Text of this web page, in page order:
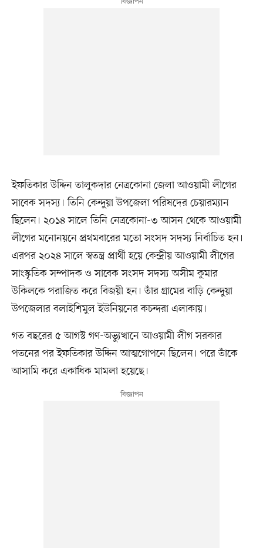
ইফতিকার উদ্দিন তালুকদার নেত্রকোনা জেলা আওয়ামী লীগের
সাবেক সদস্য। তিনি কেন্দুয়া উপজেলা পরিষদের চেয়ারম্যান
ছিলেন। ২০১৪ সালে তিনি নেত্রকোনা-৩ আসন থেকে আওয়ামী
লীগের মনোনয়নে প্রথমবারের মতো সংসদ সদস্য নির্বাচিত হন।
এরপর ২০২৪ সালে স্বতন্ত্র প্রার্থী হয়ে কেন্দ্রীয় আওয়ামী লীগের
সাংস্কৃতিক সম্পাদক ও সাবেক সংসদ সদস্য অসীম কুমার
উকিলকে পরাজিত করে বিজয়ী হন। তাঁর গ্রামের বাড়ি কেন্দুয়া
উপজেলার বলাইশিমুল ইউনিয়নের কচন্দরা এলাকায়।
গত বছরের ৫ আগস্ট গণ-অভ্যুত্থানে আওয়ামী লীগ সরকার
পতনের পর ইফতিকার উদ্দিন আত্মগোপনে ছিলেন। পরে তাঁকে
আসামি করে একাধিক মামলা হয়েছে।